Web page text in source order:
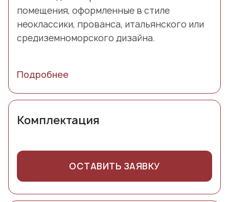
помещения, оформленные в стиле
неоклассики, прованса, итальянского или
средиземноморского дизайна.
Подробнее
Комплектация
ОСТАВИТЬ ЗАЯВКУ